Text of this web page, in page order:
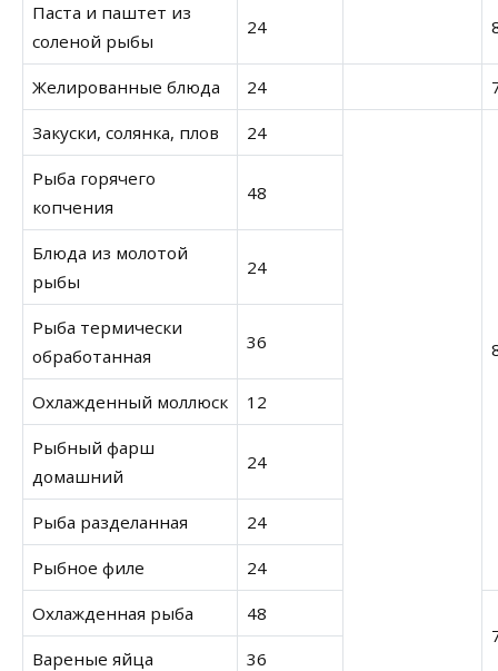
Паста и паштет из
соленой рыбы
24
Желированные блюда 24
Закуски, солянка, плов 24
Рыба горячего
копчения
48
Блюда из молотой
рыбы
24
Рыба термически
обработанная
36
Охлажденный моллюск 12
Рыбный фарш
домашний
24
Рыба разделанная 24
Рыбное филе 24
Охлажденная рыба
48
Вареные яйца
36